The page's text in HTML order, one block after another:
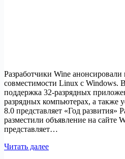
Разработчики Wine
совместимости Linux с Windows.
поддержка 32-разрядных
разрядных компьютерах, а также
8.0 представляет «Год развития»
разместили объявление на сайте
представляет…
Читать далееWine